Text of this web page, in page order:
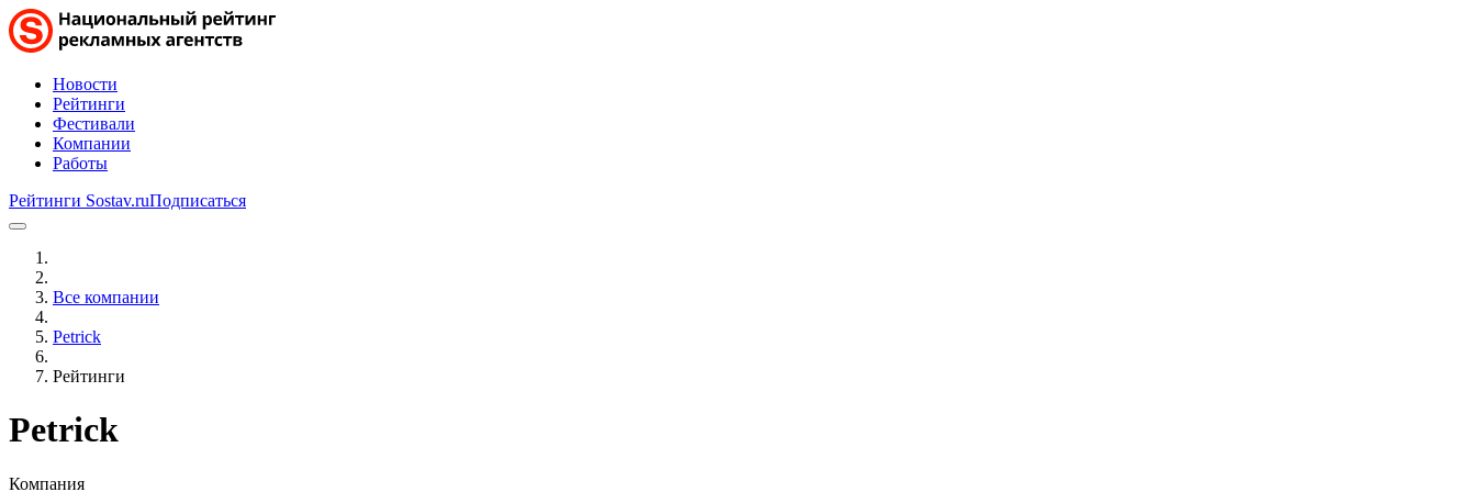
Новости
Рейтинги
Фестивали
Компании
Работы
Рейтинги Sostav.ruПодписаться
Все компании
Petrick
Рейтинги
Petrick
Компания